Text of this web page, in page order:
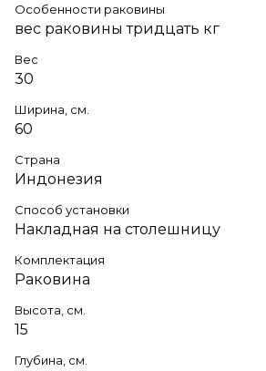
Особенности раковины
вес раковины тридцать кг
Вес
30
Ширина, см.
60
Страна
Индонезия
Способ установки
Накладная на столешницу
Комплектация
Раковина
Высота, см.
15
Глубина, см.